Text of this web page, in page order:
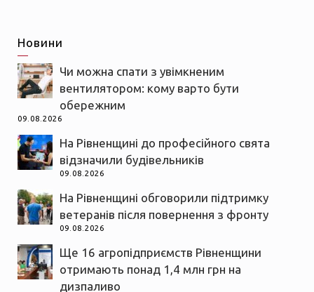
Новини
Чи можна спати з увімкненим
вентилятором: кому варто бути
обережним
09.08.2026
На Рівненщині до професійного свята
відзначили будівельників
09.08.2026
На Рівненщині обговорили підтримку
ветеранів після повернення з фронту
09.08.2026
Ще 16 агропідприємств Рівненщини
отримають понад 1,4 млн грн на
дизпаливо